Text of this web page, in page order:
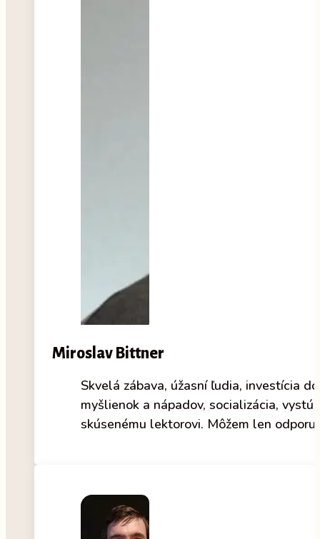
Miroslav Bittner
Skvelá zábava, úžasní ľudia, investícia
myšlienok a nápadov, socializácia,
skúsenému lektorovi. Môžem len